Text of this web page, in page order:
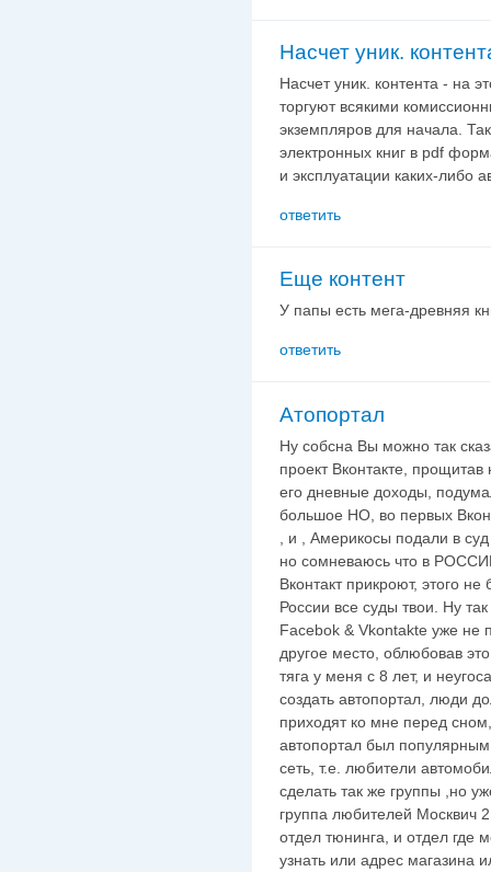
Насчет уник.
Насчет уник. контента - на
торгуют всякими
экземпляров для начала.
электронных книг в pdf
и эксплуатации каких-либо
ответить
Еще контент
У папы есть мега-древняя
ответить
Атопортал
Ну собсна Вы можно так
проект Вконтакте,
его дневные доходы,
большое НО, во первых
, и , Америкосы подали в
но сомневаюсь что в
Вконтакт прикроют, этого
России все суды твои. Ну
Facebok & Vkontakte уже не
другое место, облюбовав
тяга у меня с 8 лет, и
создать автопортал, люди
приходят ко мне перед
автопортал был
сеть, т.е. любители
сделать так же группы ,но
группа любителей Москвич
отдел тюнинга, и отдел где
узнать или адрес магазина